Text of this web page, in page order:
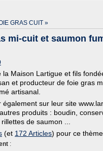
GRAS CUIT »
mi-cuit et saumon
la Maison Lartigue et fils
et producteur de foie gras
artisanal.
également sur leur site
produits : boudin,
de saumon ...
(et 172 Articles) pour ce thème
: